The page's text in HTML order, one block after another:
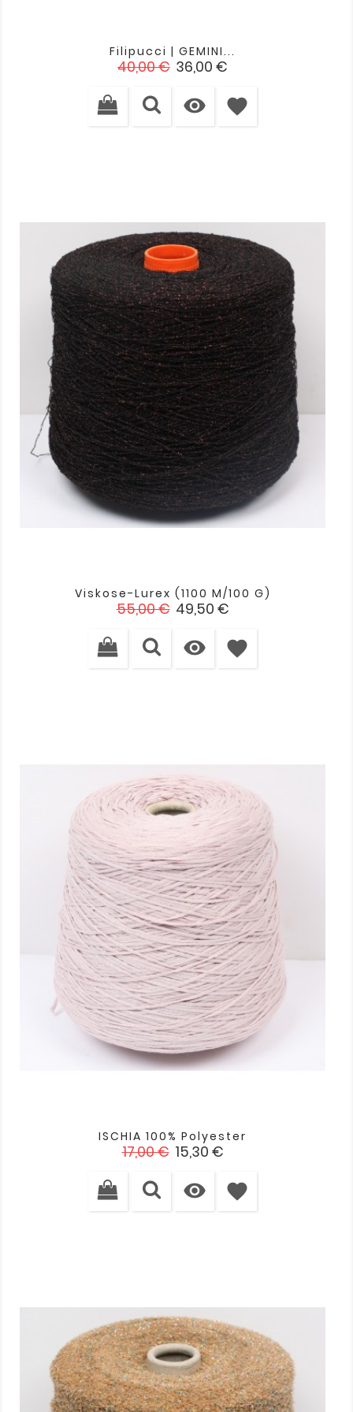
Filipucci | GEMINI...
Verkaufspreis
40,00 € Preis
36,00 €
 favorite
Viskose-Lurex (1100 M/100 G)
Verkaufspreis
55,00 € Preis
49,50 €
 favorite
ISCHIA 100% Polyester
Verkaufspreis
17,00 € Preis
15,30 €
 favorite